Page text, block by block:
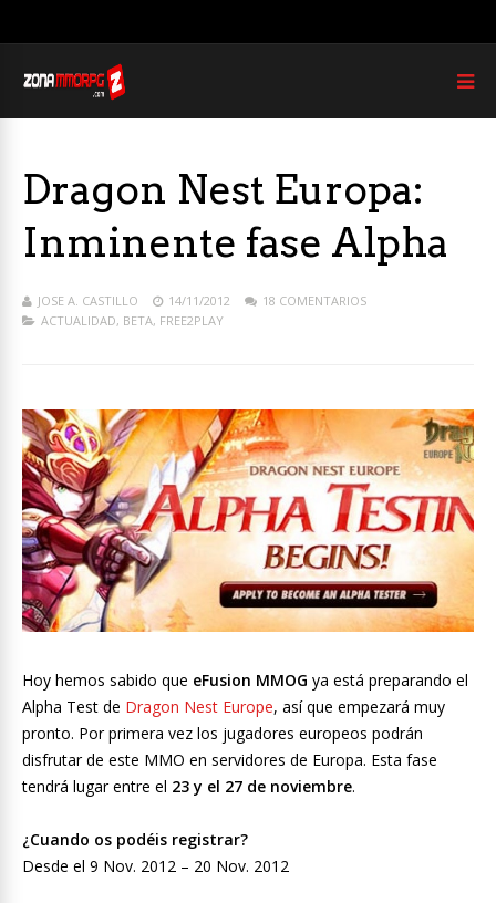
Dragon Nest Europa:
Inminente fase Alpha
JOSE A. CASTILLO 14/11/2012
18 COMENTARIOS
ACTUALIDAD, BETA, FREE2PLAY
Hoy hemos sabido que eFusion MMOG ya está preparando el
Alpha Test de Dragon Nest Europe, así que empezará muy
pronto. Por primera vez los jugadores europeos podrán
disfrutar de este MMO en servidores de Europa. Esta fase
tendrá lugar entre el 23 y el 27 de noviembre.
¿Cuando os podéis registrar?
Desde el 9 Nov. 2012 – 20 Nov. 2012